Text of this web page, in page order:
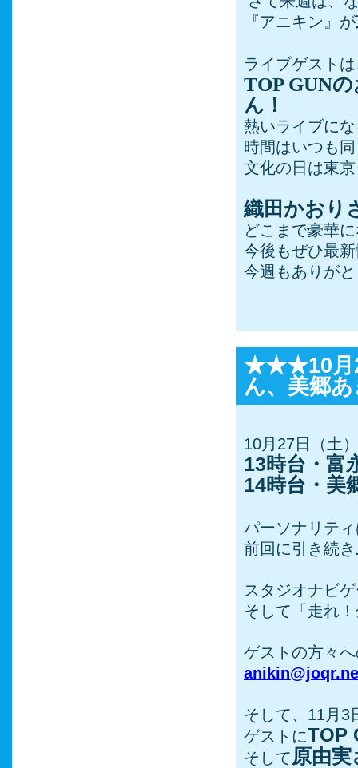
『アニキン』が
ライブゲストは
TOP GUNの
ん！
熱いライブに
時間はいつも
文化の日は東
織田かおり
どこまで豪華
今後もぜひ最
今週もありが
★★★10月
ん、美郷
10月27日（土
13時台・富
14時台・美
パーソナリテ
前回に引き続き
スタジオナビ
そして「走れ
ゲストの方々
そして、11月3
ゲストにTOP
そして原由実